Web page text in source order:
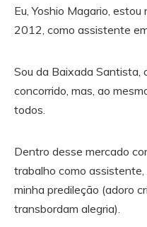
Eu, Yoshio Magario,
2012, como assistente
Sou da Baixada Santista,
concorrido, mas, ao
todos.
Dentro desse mercado
trabalho como
minha predileção (adoro
transbordam alegria).